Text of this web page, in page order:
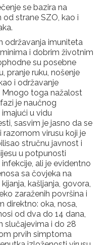
se bazira na
strane SZO, kao i
održavanja imuniteta
i dobrim životnim
su posebne
pranje ruku, nošenje
i održavanje
toga nažalost
je naučnog
u vidu
sasvim je jasno da se
virusu koji je
stručnu javnost i
u potpunosti
ali je evidentno
sa čovjeka na
kašljanja, govora,
zaraženih površina i
direktno: oka, nosa,
od dva do 14 dana,
slučajevima i do 28
prvih simptoma